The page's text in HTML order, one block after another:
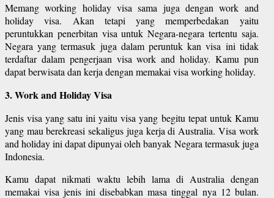
Memang working holiday visa sama juga dengan work and
holiday visa. Akan tetapi yang memperbedakan yaitu
peruntukkan penerbitan visa untuk Negara-negara tertentu saja.
Negara yang termasuk juga dalam peruntuk kan visa ini tidak
terdaftar dalam pengerjaan visa work and holiday. Kamu pun
dapat berwisata dan kerja dengan memakai visa working holiday.
3. Work and Holiday Visa
Jenis visa yang satu ini yaitu visa yang begitu tepat untuk Kamu
yang mau berekreasi sekaligus juga kerja di Australia. Visa work
and holiday ini dapat dipunyai oleh banyak Negara termasuk juga
Indonesia.
Kamu dapat nikmati waktu lebih lama di Australia dengan
memakai visa jenis ini disebabkan masa tinggal nya 12 bulan.